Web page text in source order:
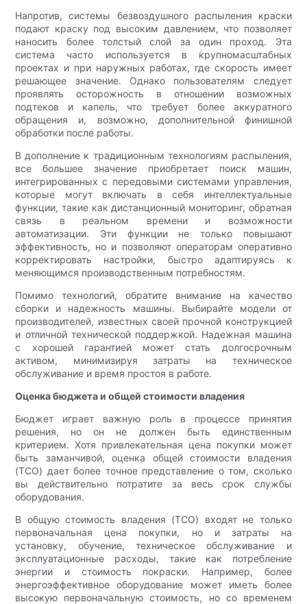
Напротив, системы безвоздушного распыления краски
подают краску под высоким давлением, что позволяет
наносить более толстый слой за один проход. Эта
система часто используется в крупномасштабных
проектах и ​​при наружных работах, где скорость имеет
решающее значение. Однако пользователям следует
проявлять осторожность в отношении возможных
подтеков и капель, что требует более аккуратного
обращения и, возможно, дополнительной финишной
обработки после работы.
В дополнение к традиционным технологиям распыления,
все большее значение приобретает поиск машин,
интегрированных с передовыми системами управления,
которые могут включать в себя интеллектуальные
функции, такие как дистанционный мониторинг, обратная
связь в реальном времени и возможности
автоматизации. Эти функции не только повышают
эффективность, но и позволяют операторам оперативно
корректировать настройки, быстро адаптируясь к
меняющимся производственным потребностям.
Помимо технологий, обратите внимание на качество
сборки и надежность машины. Выбирайте модели от
производителей, известных своей прочной конструкцией
и отличной технической поддержкой. Надежная машина
с хорошей гарантией может стать долгосрочным
активом, минимизируя затраты на техническое
обслуживание и время простоя в работе.
Оценка бюджета и общей стоимости владения
Бюджет играет важную роль в процессе принятия
решения, но он не должен быть единственным
критерием. Хотя привлекательная цена покупки может
быть заманчивой, оценка общей стоимости владения
(TCO) дает более точное представление о том, сколько
вы действительно потратите за весь срок службы
оборудования.
В общую стоимость владения (TCO) входят не только
первоначальная цена покупки, но и затраты на
установку, обучение, техническое обслуживание и
эксплуатационные расходы, такие как потребление
энергии и стоимость покраски. Например, более
энергоэффективное оборудование может иметь более
высокую первоначальную стоимость, но со временем